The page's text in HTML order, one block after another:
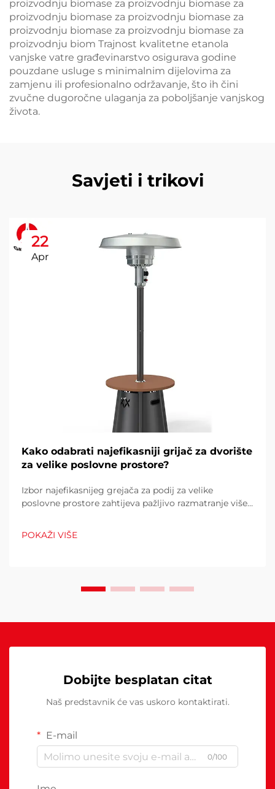
proizvodnju biomase za proizvodnju biomase za
proizvodnju biomase za proizvodnju biomase za
proizvodnju biomase za proizvodnju biomase za
proizvodnju biom Trajnost kvalitetne etanola
vanjske vatre građevinarstvo osigurava godine
pouzdane usluge s minimalnim dijelovima za
zamjenu ili profesionalno održavanje, što ih čini
zvučne dugoročne ulaganja za poboljšanje vanjskog
života.
Savjeti i trikovi
22
Apr
Kako odabrati najefikasniji grijač za dvorište
za velike poslovne prostore?
Izbor najefikasnijeg grejača za podij za velike
poslovne prostore zahtijeva pažljivo razmatranje više
udobnost kupaca i potrošnju energije. Pogrešan izbor
može rezultirati neadekvatnom toplinom...
POKAŽI VIŠE
Dobijte besplatan citat
Naš predstavnik će vas uskoro kontaktirati.
E-mail
0/100